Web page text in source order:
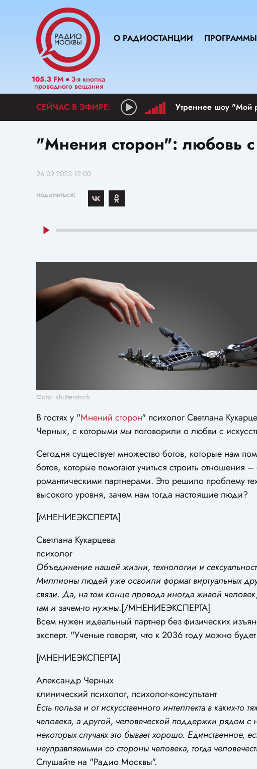
105.3 FM ● 3-я кнопка
проводного вещания
О РАДИОСТАНЦИИ ПРОГРАММЫ
Утреннее шоу "Мой
"Мнения сторон": любовь с
26.09.2023 12:00
поделиться:
Фото: shutterstock
В гостях у "Мнений сторон" психолог Светлана
Черных, с которыми мы поговорили о любви с
Сегодня существует множество ботов, которые нам
ботов, которые помогают учиться строить
романтическими партнерами. Это решило проблему
высокого уровня, зачем нам тогда настоящие люди?
[МНЕНИЕЭКСПЕРТА]
Светлана Кукарцева
психолог
Объединение нашей жизни, технологии и
Миллионы людей уже освоили формат виртуальных
связи. Да, на том конце провода иногда живой
там и зачем-то нужны.[/МНЕНИЕЭКСПЕРТА]
Всем нужен идеальный партнер без физических
эксперт. "Ученые говорят, что к 2036 году можно
[МНЕНИЕЭКСПЕРТА]
Александр Черных
клинический психолог, психолог-консультант
Есть польза и от искусственного интеллекта в каких-
человека, а другой, человеческой поддержки рядом с
некоторых случаях это бывает хорошо. Единственное,
неуправляемыми со стороны человека, тогда
Слушайте на "Радио Москвы".